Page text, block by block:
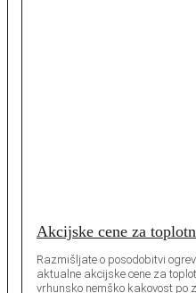
Akcijske cene za
Razmišljate o posodobitvi
aktualne akcijske cene za
vrhunsko nemško kakovost po